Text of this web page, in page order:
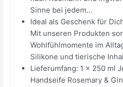
Sinne bei jedem...
Ideal als Geschenk für
Mit unseren Produkten
Wohlfühlmomente im
Silikone und tierische
Lieferumfang: 1 x 250 ml
Handseife Rosemary &